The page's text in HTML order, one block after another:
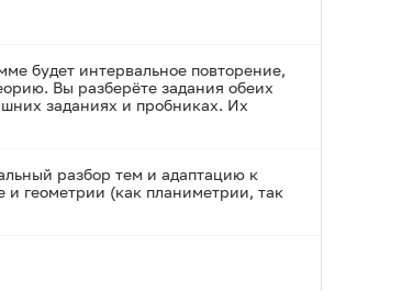
будет интервальное повторение,
Вы разберёте задания обеих
заданиях и пробниках. Их
разбор тем и адаптацию к
и геометрии (как планиметрии, так